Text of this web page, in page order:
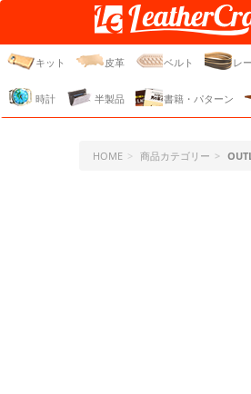
レザークラフト・ド
ジェーピー
キット 皮革 ベルト レ
時計 半製品 書籍・パターン
HOME 商品カテゴリー